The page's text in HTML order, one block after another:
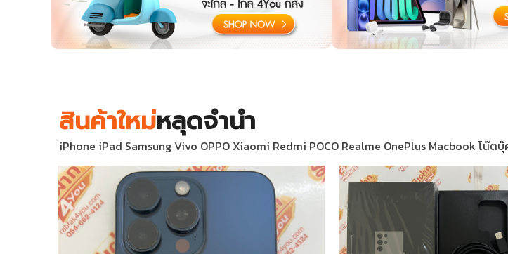
สินค้าใหม่หลุดจำนำ
iPhone iPad Samsung Vivo OPPO Xiaomi Redmi POCO Realme OnePlus Macbook โน๊ตบุ๊